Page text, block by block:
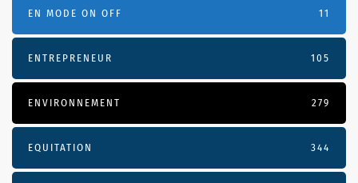
EN MODE ON OFF 11
ENTREPRENEUR 105
ENVIRONNEMENT 279
EQUITATION 344